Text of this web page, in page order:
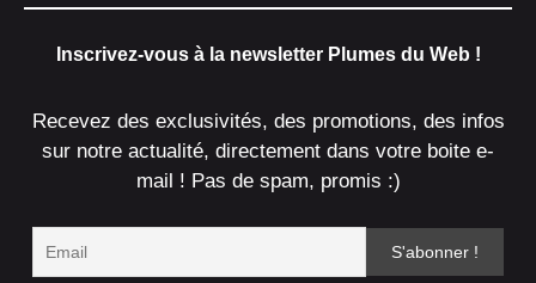
Inscrivez-vous à la newsletter Plumes du Web !
Recevez des exclusivités, des promotions, des infos
sur notre actualité, directement dans votre boite e-
mail ! Pas de spam, promis :)